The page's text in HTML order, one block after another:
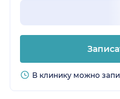
В клинику можно